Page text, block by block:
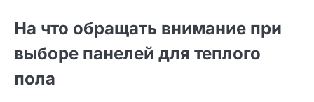
На что обращать внимание при
выборе панелей для теплого
пола